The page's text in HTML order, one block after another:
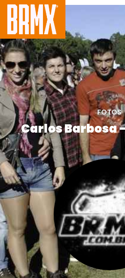
FOTOS
Carlos Barbosa